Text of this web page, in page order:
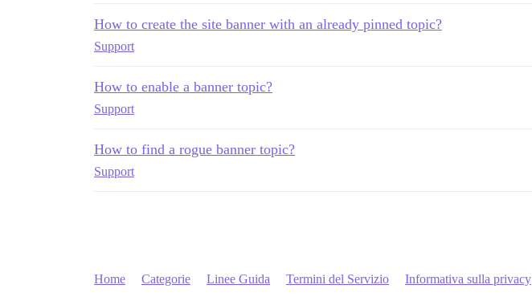
How to create the site banner with an already pinned topic?
Support
How to enable a banner topic?
Support
How to find a rogue banner topic?
Support
Home Categorie Linee Guida Termini del Servizio Informativa sulla privacy